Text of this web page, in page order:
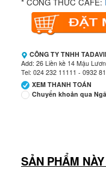
* CÔNG THỨC CAFE:
CÔNG TY TNHH
Add: 26 Liền kề 14 Mậu
Tel: 024 232 11111 - 0932
XEM THANH TOÁN
Chuyển khoản qua
SẢN PHẨM